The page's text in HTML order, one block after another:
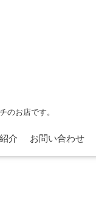
のお店です。
介 お問い合わせ